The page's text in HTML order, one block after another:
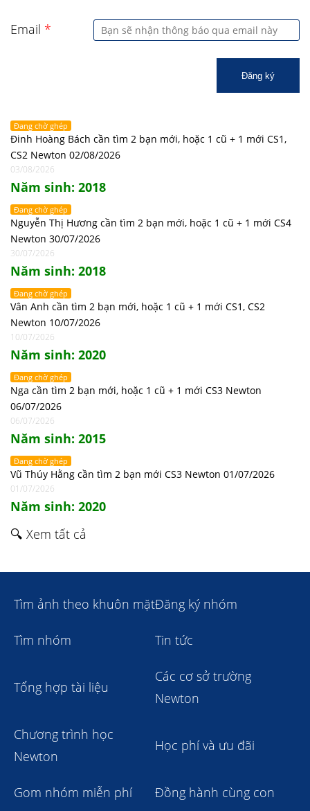
Email *
Đăng ký
Đang chờ ghép
Đinh Hoàng Bách cần tìm 2 bạn mới, hoặc 1 cũ + 1 mới CS1,
CS2 Newton 02/08/2026
03/08/2026
Năm sinh: 2018
Đang chờ ghép
Nguyễn Thị Hương cần tìm 2 bạn mới, hoặc 1 cũ + 1 mới CS4
Newton 30/07/2026
30/07/2026
Năm sinh: 2018
Đang chờ ghép
Vân Anh cần tìm 2 bạn mới, hoặc 1 cũ + 1 mới CS1, CS2
Newton 10/07/2026
10/07/2026
Năm sinh: 2020
Đang chờ ghép
Nga cần tìm 2 bạn mới, hoặc 1 cũ + 1 mới CS3 Newton
06/07/2026
06/07/2026
Năm sinh: 2015
Đang chờ ghép
Vũ Thúy Hằng cần tìm 2 bạn mới CS3 Newton 01/07/2026
01/07/2026
Năm sinh: 2020
🔍 Xem tất cả
Tìm ảnh theo khuôn mặtĐăng ký nhóm
Tìm nhóm Tin tức
Tổng hợp tài liệu
Các cơ sở trường
Newton
Chương trình học
Newton
Học phí và ưu đãi
Gom nhóm miễn phí Đồng hành cùng con